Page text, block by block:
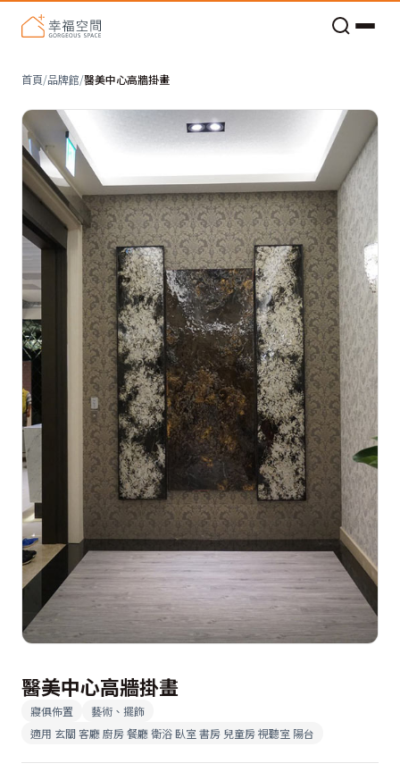
首頁/品牌館/醫美中心高牆掛畫
醫美中心高牆掛畫
寢俱佈置
藝術、擺飾
適用 玄關 客廳 廚房 餐廳 衛浴 臥室 書房 兒童房 視聽室 陽台